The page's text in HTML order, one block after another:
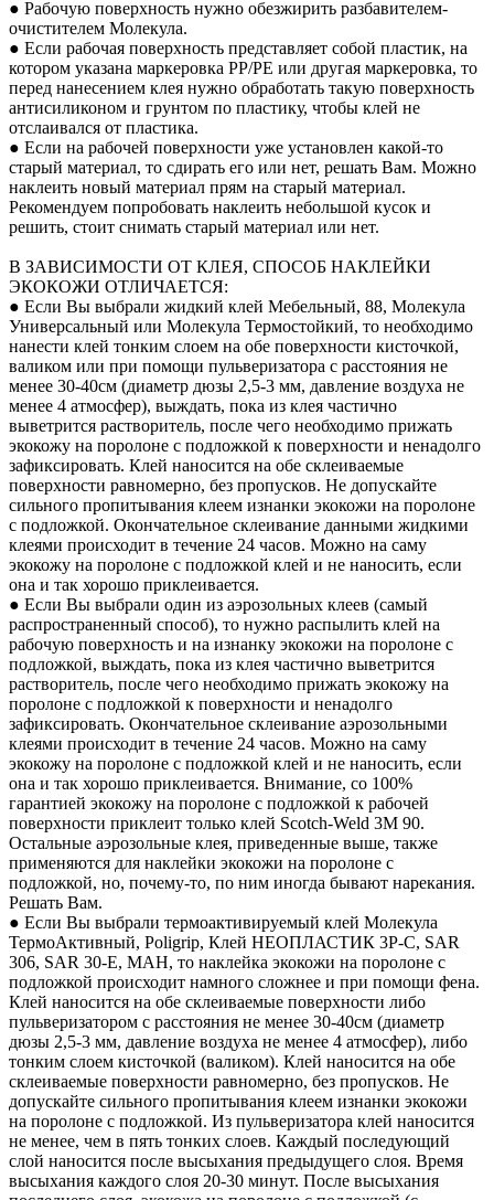
● Рабочую поверхность нужно обезжирить разбавителем-
очистителем Молекула.
● Если рабочая поверхность представляет собой пластик, на
котором указана маркеровка PP/PE или другая маркеровка, то
перед нанесением клея нужно обработать такую поверхность
антисиликоном и грунтом по пластику, чтобы клей не
отслаивался от пластика.
● Если на рабочей поверхности уже установлен какой-то
старый материал, то сдирать его или нет, решать Вам. Можно
наклеить новый материал прям на старый материал.
Рекомендуем попробовать наклеить небольшой кусок и
решить, стоит снимать старый материал или нет.
В ЗАВИСИМОСТИ ОТ КЛЕЯ, СПОСОБ НАКЛЕЙКИ
ЭКОКОЖИ ОТЛИЧАЕТСЯ:
● Если Вы выбрали жидкий клей Мебельный, 88, Молекула
Универсальный или Молекула Термостойкий, то необходимо
нанести клей тонким слоем на обе поверхности кисточкой,
валиком или при помощи пульверизатора с расстояния не
менее 30-40см (диаметр дюзы 2,5-3 мм, давление воздуха не
менее 4 атмосфер), выждать, пока из клея частично
выветрится растворитель, после чего необходимо прижать
экокожу на поролоне с подложкой к поверхности и ненадолго
зафиксировать. Клей наносится на обе склеиваемые
поверхности равномерно, без пропусков. Не допускайте
сильного пропитывания клеем изнанки экокожи на поролоне
с подложкой. Окончательное склеивание данными жидкими
клеями происходит в течение 24 часов. Можно на саму
экокожу на поролоне с подложкой клей и не наносить, если
она и так хорошо приклеивается.
● Если Вы выбрали один из аэрозольных клеев (самый
распространенный способ), то нужно распылить клей на
рабочую поверхность и на изнанку экокожи на поролоне с
подложкой, выждать, пока из клея частично выветрится
растворитель, после чего необходимо прижать экокожу на
поролоне с подложкой к поверхности и ненадолго
зафиксировать. Окончательное склеивание аэрозольными
клеями происходит в течение 24 часов. Можно на саму
экокожу на поролоне с подложкой клей и не наносить, если
она и так хорошо приклеивается. Внимание, со 100%
гарантией экокожу на поролоне с подложкой к рабочей
поверхности приклеит только клей Scotch-Weld 3M 90.
Остальные аэрозольные клея, приведенные выше, также
применяются для наклейки экокожи на поролоне с
подложкой, но, почему-то, по ним иногда бывают нарекания.
Решать Вам.
● Если Вы выбрали термоактивируемый клей Молекула
ТермоАктивный, Poligrip, Клей НЕОПЛАСТИК 3P-C, SAR
306, SAR 30-E, MAH, то наклейка экокожи на поролоне с
подложкой происходит намного сложнее и при помощи фена.
Клей наносится на обе склеиваемые поверхности либо
пульверизатором с расстояния не менее 30-40см (диаметр
дюзы 2,5-3 мм, давление воздуха не менее 4 атмосфер), либо
тонким слоем кисточкой (валиком). Клей наносится на обе
склеиваемые поверхности равномерно, без пропусков. Не
допускайте сильного пропитывания клеем изнанки экокожи
на поролоне с подложкой. Из пульверизатора клей наносится
не менее, чем в пять тонких слоев. Каждый последующий
слой наносится после высыхания предыдущего слоя. Время
высыхания каждого слоя 20-30 минут. После высыхания